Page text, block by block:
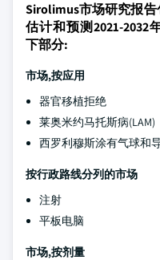
Sirolimus市场研究报
估计和预测2021-2032
下部分:
市场,按应用
器官移植拒绝
莱奥米约马托斯病(LAM)
西罗利穆斯涂有气球和
按行政路线分列的市场
注射
平板电脑
市场,按剂量